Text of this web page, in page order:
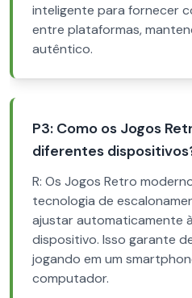
inteligente para fornecer
entre plataformas,
autêntico.
P3: Como os Jogos
diferentes
R: Os Jogos Retro
tecnologia de
ajustar automaticamente
dispositivo. Isso garante
jogando em um
computador.